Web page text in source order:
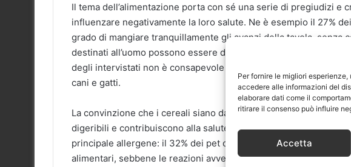
Per fornire le migliori
accedere alle informazioni del
elaborare dati come il
ritirare il consenso può influire
Accetta
Il tema dell’alimentazione porta con sé una serie di pregiudizi e
influenzare negativamente la loro salute. Ne è esempio il 27%
grado di mangiare tranquillamente gli avanzi della tavola, senza
destinati all’uomo possono essere dannosi per loro. Un altro
degli intervistati non è consapevole che rappresentano una
cani e gatti.
La convinzione che i cereali siano dannosi è diffusa, ma in
digeribili e contribuiscono alla salute intestinale. Infine, il pollo
principale allergene: il 32% dei pet owner crede che sia tra le
alimentari, sebbene le reazioni avverse siano più spesso legate